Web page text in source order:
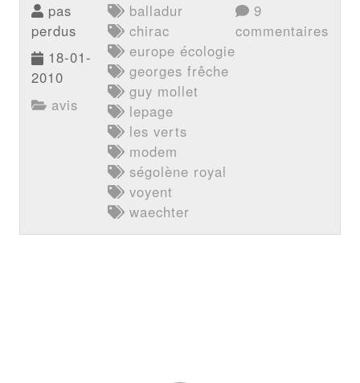
pas
perdus
18-01-
2010
avis
balladur
chirac
europe écologie
georges frêche
guy mollet
lepage
les verts
modem
ségolène royal
voyent
waechter
9
commentaires